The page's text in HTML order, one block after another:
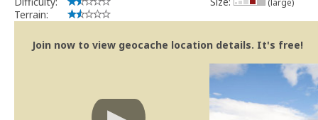
Terrain:
(large)
Join now to view geocache location details. It's free!